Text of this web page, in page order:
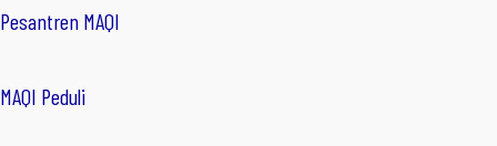
Pesantren MAQI
MAQI Peduli